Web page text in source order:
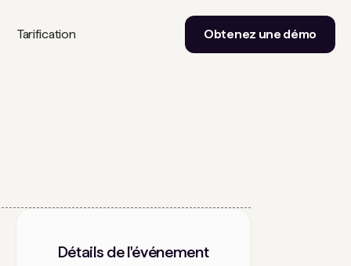
Tarification Obtenez une démo
Détails de l'événement